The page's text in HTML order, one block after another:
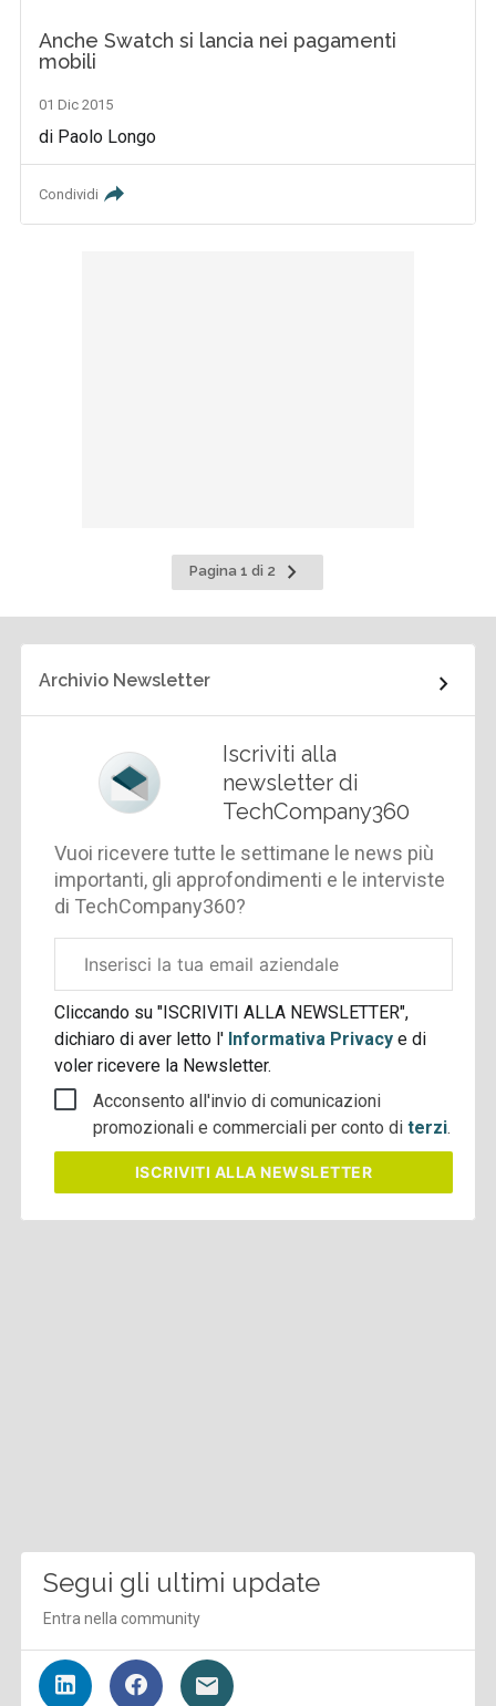
Anche Swatch si lancia nei pagamenti
mobili
01 Dic 2015
di Paolo Longo
Condividi
Pagina 1 di 2
Pagina
successiva
Archivio Newsletter
Iscriviti alla
newsletter di
TechCompany360
Vuoi ricevere tutte le settimane le news più
importanti, gli approfondimenti e le interviste
di TechCompany360?
aziendale
Cliccando su "ISCRIVITI ALLA NEWSLETTER",
dichiaro di aver letto l' Informativa Privacye di
voler ricevere la Newsletter.
Acconsento all'invio di comunicazioni
promozionali e commerciali per conto diterzi.
ISCRIVITI ALLA NEWSLETTER
Segui gli ultimi update
Entra nella community